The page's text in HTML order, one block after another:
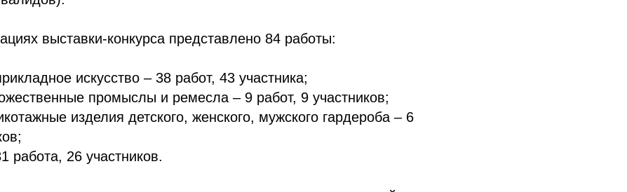
выставки-конкурса представлено 84 работы:
искусство – 38 работ, 43 участника;
промыслы и ремесла – 9 работ, 9 участников;
изделия детского, женского, мужского гардероба – 6
работа, 26 участников.